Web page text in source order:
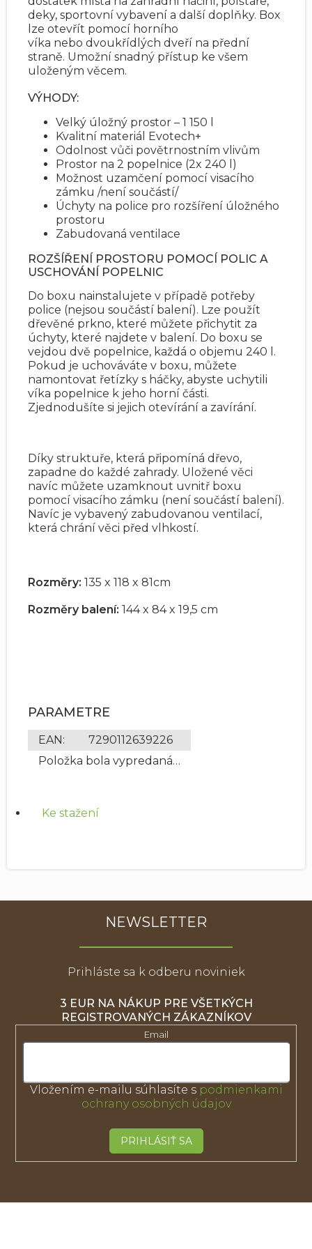
deky, sportovní vybavení a další doplňky. Box
lze otevřít pomocí horního
víka nebo dvoukřídlých dveří na přední
straně. Umožní snadný přístup ke všem
uloženým věcem.
VÝHODY:
Velký úložný prostor – 1 150 l
Kvalitní materiál Evotech+
Odolnost vůči povětrnostním vlivům
Prostor na 2 popelnice (2x 240 l)
Možnost uzamčení pomocí visacího
zámku /není součástí/
Úchyty na police pro rozšíření úložného
prostoru
Zabudovaná ventilace
ROZŠÍŘENÍ PROSTORU POMOCÍ POLIC A
USCHOVÁNÍ POPELNIC
Do boxu nainstalujete v případě potřeby
police (nejsou součástí balení). Lze použít
dřevěné prkno, které můžete přichytit za
úchyty, které najdete v balení. Do boxu se
vejdou dvě popelnice, každá o objemu 240 l.
Pokud je uchováváte v boxu, můžete
namontovat řetízky s háčky, abyste uchytili
víka popelnice k jeho horní části.
Zjednodušíte si jejich otevírání a zavírání.
Díky struktuře, která připomíná dřevo,
zapadne do každé zahrady. Uložené věci
navíc můžete uzamknout uvnitř boxu
pomocí visacího zámku (není součástí balení).
Navíc je vybavený zabudovanou ventilací,
která chrání věci před vlhkostí.
Rozměry: 135 x 118 x 81cm
Rozměry balení: 144 x 84 x 19,5 cm
PARAMETRE
EAN:
7290112639226
Položka bola vypredaná…
Ke stažení
NEWSLETTER
Prihláste sa k odberu noviniek
3 EUR NA NÁKUP PRE VŠETKÝCH
REGISTROVANÝCH ZÁKAZNÍKOV
Email
Vložením e-mailu súhlasíte s podmienkami
ochrany osobných údajov
PRIHLÁSIŤ SA